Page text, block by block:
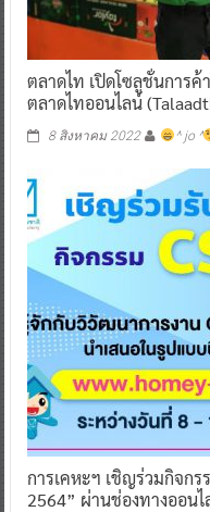
ตลาดไท เปิดโซลูชั่นการ
ตลาดไทออนไลน์
8 สิงหาคม 2022 ^ jo ^
การเคหะฯ เชิญร่วมกิจกร
2564” ผ่านช่องทางออนไ